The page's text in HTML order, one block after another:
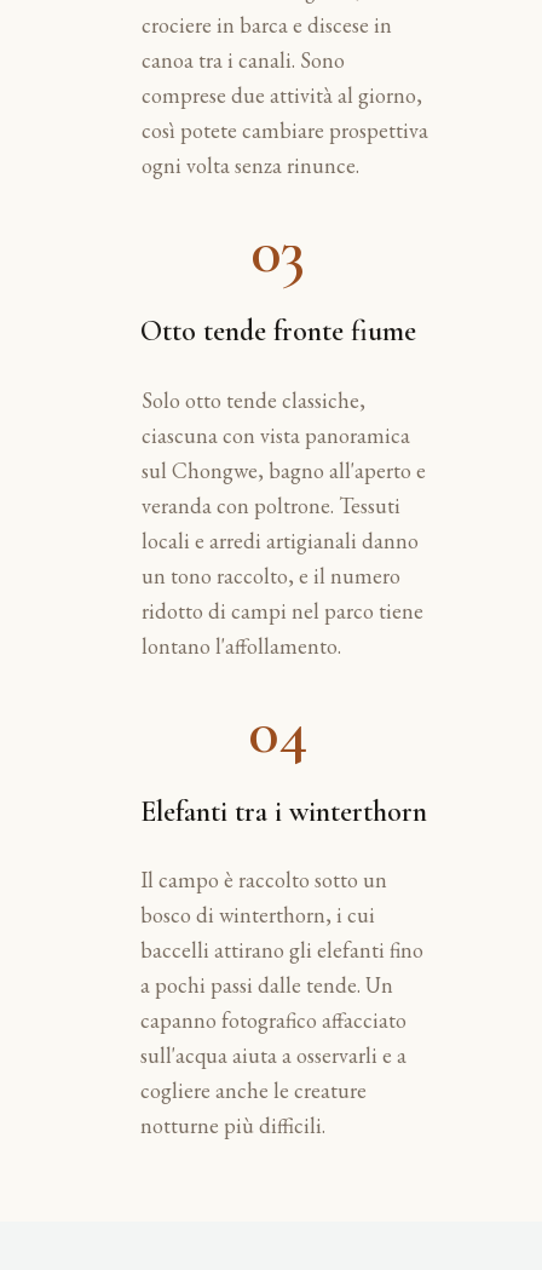
crociere in barca e discese in
canoa tra i canali. Sono
comprese due attività al giorno,
così potete cambiare prospettiva
ogni volta senza rinunce.
03
Otto tende fronte fiume
Solo otto tende classiche,
ciascuna con vista panoramica
sul Chongwe, bagno all'aperto e
veranda con poltrone. Tessuti
locali e arredi artigianali danno
un tono raccolto, e il numero
ridotto di campi nel parco tiene
lontano l'affollamento.
04
Elefanti tra i winterthorn
Il campo è raccolto sotto un
bosco di winterthorn, i cui
baccelli attirano gli elefanti fino
a pochi passi dalle tende. Un
capanno fotografico affacciato
sull'acqua aiuta a osservarli e a
cogliere anche le creature
notturne più difficili.